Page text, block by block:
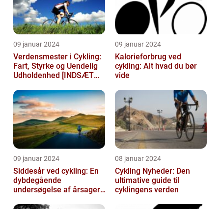
09 januar 2024
Verdensmester i Cykling:
Fart, Styrke og Uendelig
Udholdenhed [INDSÆT
09 januar 2024
Kalorieforbrug ved
cykling: Alt hvad du bør
vide
09 januar 2024
Siddesår ved cykling: En
dybdegående
undersøgelse af årsager,
08 januar 2024
Cykling Nyheder: Den
ultimative guide til
cyklingens verden